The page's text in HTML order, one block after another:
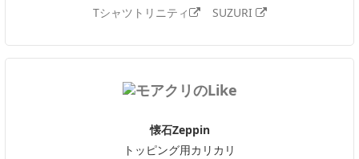
Tシャツトリニティ
SUZURI
懐石Zeppin
トッピング用カリカリ